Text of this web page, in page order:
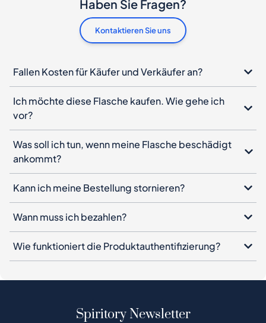
Haben Sie Fragen?
Kontaktieren Sie uns
Fallen Kosten für Käufer und Verkäufer an?
Ich möchte diese Flasche kaufen. Wie gehe ich
vor?
Was soll ich tun, wenn meine Flasche beschädigt
ankommt?
Kann ich meine Bestellung stornieren?
Wann muss ich bezahlen?
Wie funktioniert die Produktauthentifizierung?
Spiritory Newsletter